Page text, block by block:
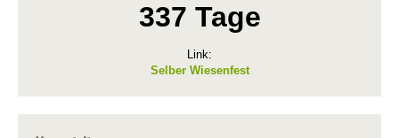
337 Tage
Link:
Selber Wiesenfest